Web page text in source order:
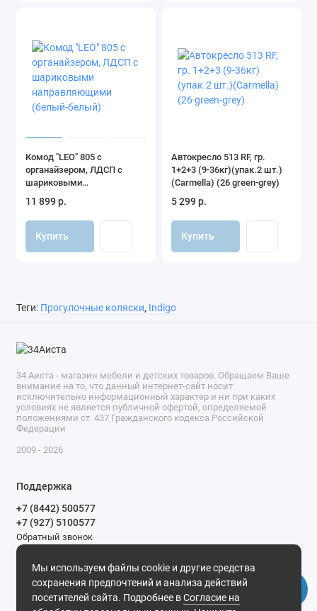
Комод "LEO" 805 с
органайзером, ЛДСП с
шариковыми
направляющими (белый-
белый)
11 899 р.
Купить
Автокресло 513 RF, гр.
1+2+3 (9-36кг)(упак.2 шт.)
(Carmella) (26 green-grey)
5 299 р.
Купить
Теги: Прогулочные коляски, Indigo
Мы используем файлы cookie и другие средства
сохранения предпочтений и анализа действий
посетителей сайта. Подробнее вСогласие на
34 Аиста - магазин мебели и детских товаров. Обращаем Ваше
внимание на то, что данный интернет-сайт носит
исключительно информационный характер и ни при каких
условиях не является публичной офертой, определяемой
положениями ст. 437 Гражданского кодекса Российской
Федерации
2009 - 2026
Поддержка
+7 (8442) 500577
+7 (927) 5100577
Обратный звонок
Мы в сети